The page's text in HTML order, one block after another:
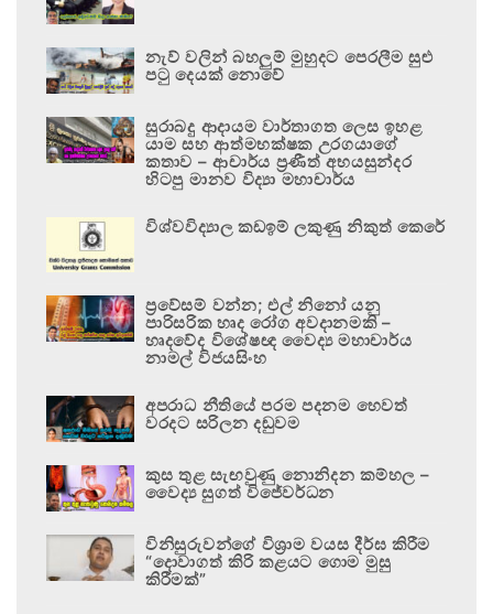
නැව් වලින් බහලුම් මුහුදට පෙරලීම සුළු
පටු දෙයක් නොවේ
සුරාබදු ආදායම වාර්තාගත ලෙස ඉහළ
යාම සහ ආත්මභක්ෂක උරගයාගේ
කතාව – ආචාර්ය ප්‍රණීත් අභයසුන්දර
හිටපු මානව විද්‍යා මහාචාර්ය
විශ්වවිද්‍යාල කඩඉම් ලකුණු නිකුත් කෙරේ
ප්‍රවේසම් වන්න; එල් නිනෝ යනු
පාරිසරික හෘද රෝග අවදානමකි –
හෘදවේද විශේෂඥ වෛද්‍ය මහාචාර්ය
නාමල් විජයසිංහ
අපරාධ නීතියේ පරම පදනම හෙවත්
වරදට සරිලන දඬුවම
කුස තුළ සැඟවුණු නොනිදන කම්හල –
වෛද්‍ය සුගත් විජේවර්ධන
විනිසුරුවන්ගේ විශ්‍රාම වයස දීර්ඝ කිරීම
“දොවාගත් කිරි කළයට ගොම මුසු
කිරීමක්”